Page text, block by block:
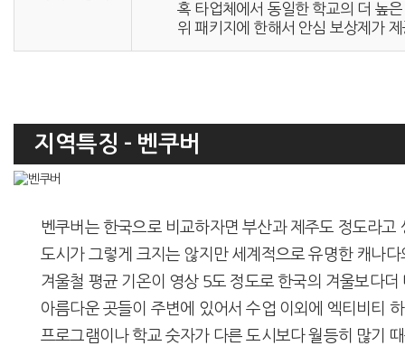
혹 타업체에서 동일한 학교의 더 높
위 패키지에 한해서 안심 보상제가
지역특징 - 벤쿠버
벤쿠버는 한국으로 비교하자면 부산과 제주도 정도라
도시가 그렇게 크지는 않지만 세계적으로 유명한 캐나
겨울철 평균 기온이 영상 5도 정도로 한국의 겨울보다
아름다운 곳들이 주변에 있어서 수업 이외에 엑티비티
프로그램이나 학교 숫자가 다른 도시보다 월등히 많기